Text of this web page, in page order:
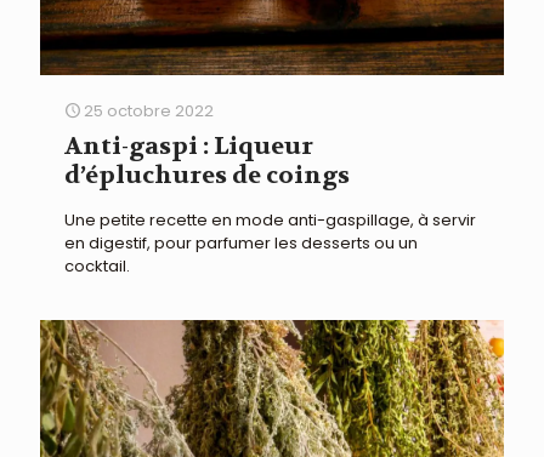
25 octobre 2022
Anti-gaspi : Liqueur
d’épluchures de coings
Une petite recette en mode anti-gaspillage, à servir
en digestif, pour parfumer les desserts ou un
cocktail.